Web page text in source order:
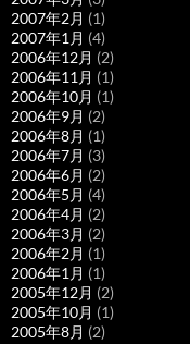
2007年2月 (1)
2007年1月 (4)
2006年12月 (2)
2006年11月 (1)
2006年10月 (1)
2006年9月 (2)
2006年8月 (1)
2006年7月 (3)
2006年6月 (2)
2006年5月 (4)
2006年4月 (2)
2006年3月 (2)
2006年2月 (1)
2006年1月 (1)
2005年12月 (2)
2005年10月 (1)
2005年8月 (2)